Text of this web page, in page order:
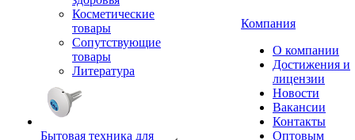
Косметические
товары
Сопутствующие
товары
Литература
Бытовая техника для
Компания
О компании
Достижения и
лицензии
Новости
Вакансии
Контакты
Оптовым